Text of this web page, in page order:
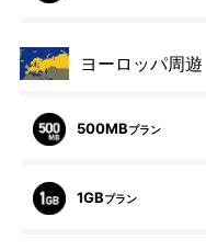
ヨーロッパ周遊
500MBプラン
1GBプラン